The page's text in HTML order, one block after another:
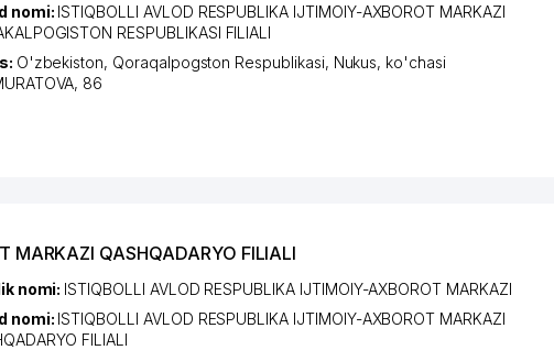
nomi: ISTIQBOLLI AVLOD RESPUBLIKA IJTIMOIY-AXBOROT MARKAZI
RESPUBLIKASI FILIALI
O'zbekiston, Qoraqalpogston Respublikasi, Nukus, ko'chasi
, 86
MARKAZI QASHQADARYO FILIALI
nomi: ISTIQBOLLI AVLOD RESPUBLIKA IJTIMOIY-AXBOROT MARKAZI
nomi: ISTIQBOLLI AVLOD RESPUBLIKA IJTIMOIY-AXBOROT MARKAZI
FILIALI